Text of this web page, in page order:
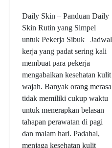
Daily Skin – Panduan Daily
Skin Rutin yang Simpel
untuk Pekerja Sibuk Jadwal
kerja yang padat sering kali
membuat para pekerja
mengabaikan kesehatan kulit
wajah. Banyak orang merasa
tidak memiliki cukup waktu
untuk menerapkan belasan
tahapan perawatan di pagi
dan malam hari. Padahal,
menjaga kesehatan kulit